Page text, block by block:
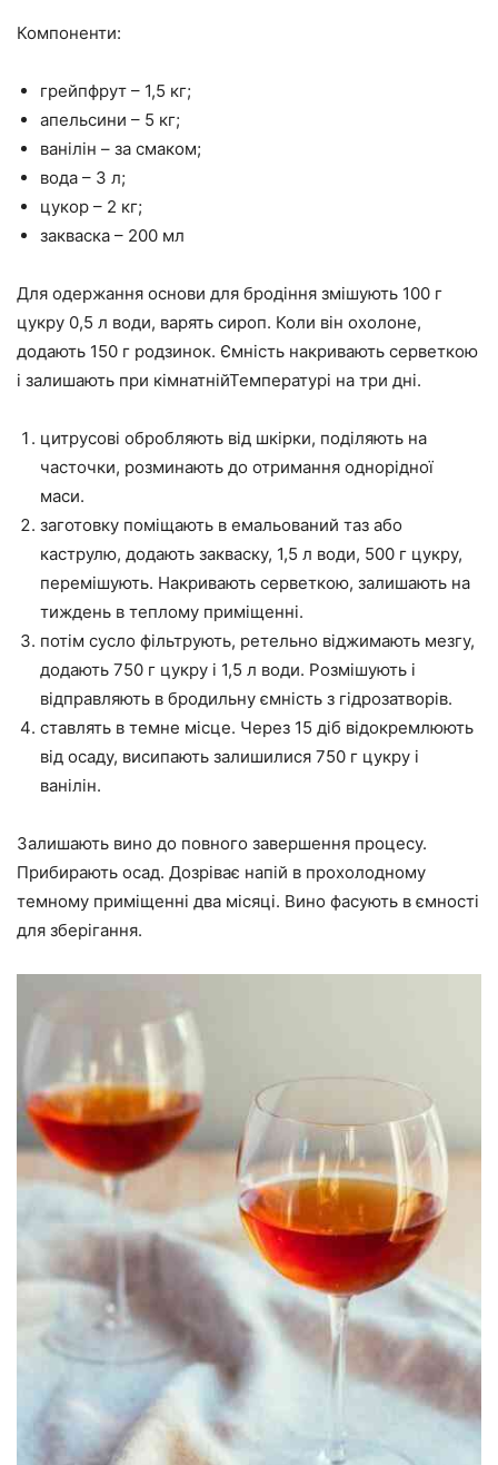
Компоненти:
грейпфрут – 1,5 кг;
апельсини – 5 кг;
ванілін – за смаком;
вода – 3 л;
цукор – 2 кг;
закваска – 200 мл
Для одержання основи для бродіння змішують 100 г
цукру 0,5 л води, варять сироп. Коли він охолоне,
додають 150 г родзинок. Ємність накривають серветкою
і залишають при кімнатнійТемпературі на три дні.
цитрусові обробляють від шкірки, поділяють на
часточки, розминають до отримання однорідної
маси.
заготовку поміщають в емальований таз або
каструлю, додають закваску, 1,5 л води, 500 г цукру,
перемішують. Накривають серветкою, залишають на
тиждень в теплому приміщенні.
потім сусло фільтрують, ретельно віджимають мезгу,
додають 750 г цукру і 1,5 л води. Розмішують і
відправляють в бродильну ємність з гідрозатворів.
ставлять в темне місце. Через 15 діб відокремлюють
від осаду, висипають залишилися 750 г цукру і
ванілін.
Залишають вино до повного завершення процесу.
Прибирають осад. Дозріває напій в прохолодному
темному приміщенні два місяці. Вино фасують в ємності
для зберігання.